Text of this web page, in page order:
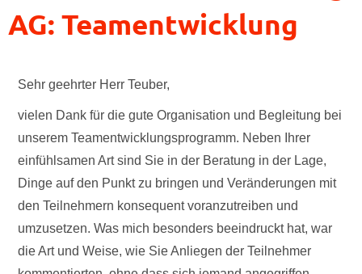
AG: Teamentwicklung
Sehr geehrter Herr Teuber,
vielen Dank für die gute Organisation und Begleitung bei
unserem Teamentwicklungsprogramm. Neben Ihrer
einfühlsamen Art sind Sie in der Beratung in der Lage,
Dinge auf den Punkt zu bringen und Veränderungen mit
den Teilnehmern konsequent voranzutreiben und
umzusetzen. Was mich besonders beeindruckt hat, war
die Art und Weise, wie Sie Anliegen der Teilnehmer